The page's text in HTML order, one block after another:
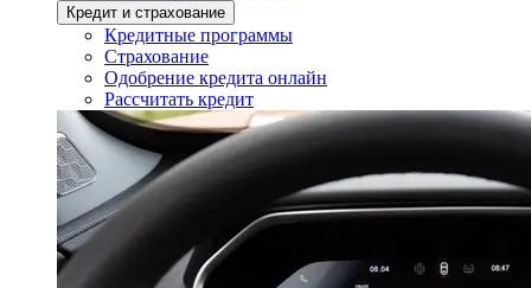
Кредит и страхование
Кредитные программы
Страхование
Одобрение кредита онлайн
Рассчитать кредит